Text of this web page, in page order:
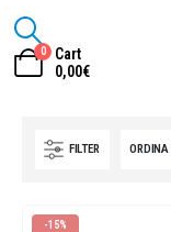
0
Cart
0,00€
FILTER
-15%